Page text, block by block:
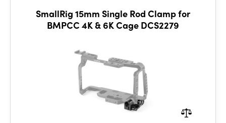
SmallRig 15mm Single Rod Clamp for
BMPCC 4K & 6K Cage DCS2279